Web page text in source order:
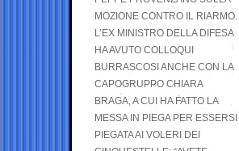
MOZIONE CONTRO IL RIARMO.
L’EX MINISTRO DELLA DIFESA
HA AVUTO COLLOQUI
BURRASCOSI ANCHE CON LA
CAPOGRUPPO CHIARA
BRAGA, A CUI HA FATTO LA
MESSA IN PIEGA PER ESSERSI
PIEGATA AI VOLERI DEI